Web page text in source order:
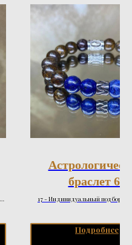
браслет 67
17 - Индивидуальный подбор
Подробнее